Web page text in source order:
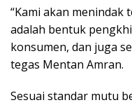
“Kami akan menindak
adalah bentuk
konsumen, dan juga
tegas Mentan Amran.
Sesuai standar mutu